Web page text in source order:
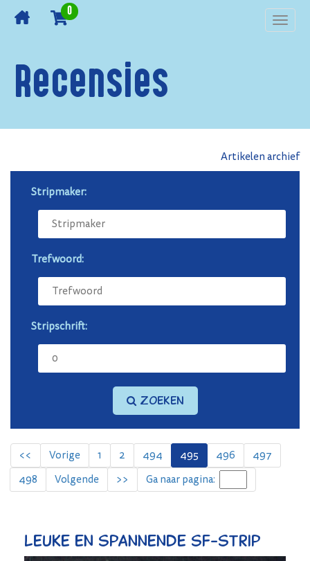
0
Recensies
Artikelen archief
Stripmaker:
Trefwoord:
Stripschrift:
Zoeken
<< Vorige 1 2 494 495 496
497
498
Volgende >> Ga naar pagina:
Leuke en spannende sf-strip